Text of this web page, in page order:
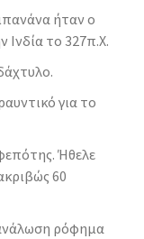
ήταν ο
Ινδία το 327π.Χ.
για το
Ήθελε
60
ρόφημα